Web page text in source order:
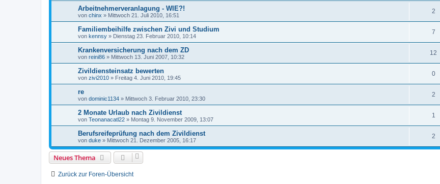
Arbeitnehmerveranlagung - WIE?!
von chinx » Mittwoch 21. Juli 2010, 16:51
2
Familiembeihilfe zwischen Zivi und Studium
von kennsy » Dienstag 23. Februar 2010, 10:14
7
Krankenversicherung nach dem ZD
von reini86 » Mittwoch 13. Juni 2007, 10:32
12
Zivildiensteinsatz bewerten
von zivi2010 » Freitag 4. Juni 2010, 19:45
0
re
von dominic1134 » Mittwoch 3. Februar 2010, 23:30
2
2 Monate Urlaub nach Zivildienst
von Teonanacatl22 » Montag 9. November 2009, 13:07
1
Berufsreifeprüfung nach dem Zivildienst
von duke » Mittwoch 21. Dezember 2005, 16:17
2
Neues Thema
Zurück zur Foren-Übersicht